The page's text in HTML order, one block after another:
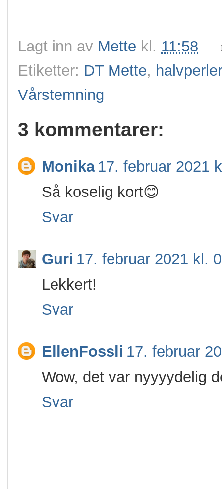
Lagt inn av Mette kl. 11:58
Etiketter: DT Mette, halvperler
Vårstemning
3 kommentarer:
Monika 17. februar 2021
Så koselig kort😊
Svar
Guri 17. februar 2021 kl.
Lekkert!
Svar
EllenFossli 17. februar
Wow, det var nyyyydelig
Svar